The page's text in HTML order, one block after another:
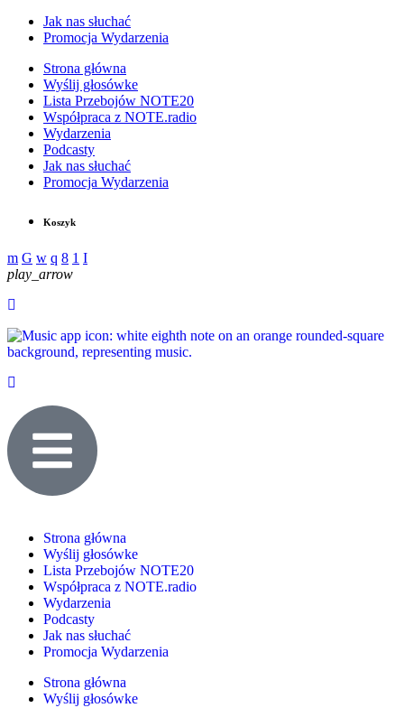
Jak nas słuchać
Promocja Wydarzenia
Strona główna
Wyślij głosówke
Lista Przebojów NOTE20
Współpraca z NOTE.radio
Wydarzenia
Podcasty
Jak nas słuchać
Promocja Wydarzenia
Koszyk
play_arrow
Strona główna
Wyślij głosówke
Lista Przebojów NOTE20
Współpraca z NOTE.radio
Wydarzenia
Podcasty
Jak nas słuchać
Promocja Wydarzenia
Strona główna
Wyślij głosówke